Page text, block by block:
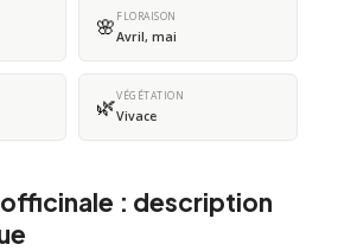
🌸 FLORAISON
Avril, mai
🌿VÉGÉTATION
Vivace
: description